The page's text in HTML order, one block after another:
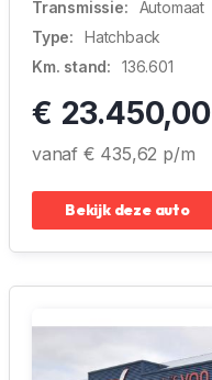
Transmissie:
Automaat
Type:
Hatchback
Km. stand:
136.601
€ 23.450,00
vanaf € 435,62 p/m
Bekijk deze auto